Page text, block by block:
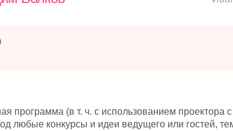
программа (в т. ч. с использованием проектора
любые конкурсы и идеи ведущего или гостей,